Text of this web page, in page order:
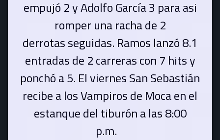
empujó 2 y Adolfo García 3 para asi
romper una racha de 2
derrotas seguidas. Ramos lanzó 8.1
entradas de 2 carreras con 7 hits y
ponchó a 5. El viernes San Sebastián
recibe a los Vampiros de Moca en el
estanque del tiburón a las 8:00
p.m.